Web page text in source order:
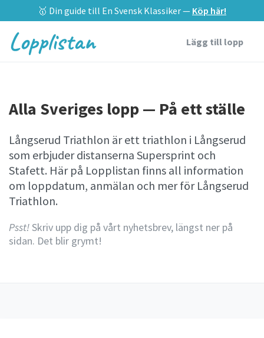
🥇 Din guide till En Svensk Klassiker — Köp här!
Lopplistan Lägg till lopp
Alla Sveriges lopp — På ett ställe
Långserud Triathlon är ett triathlon i Långserud
som erbjuder distanserna Supersprint och
Stafett. Här på Lopplistan finns all information
om loppdatum, anmälan och mer för Långserud
Triathlon.
Psst!Skriv upp dig på vårt nyhetsbrev, längst ner på
sidan. Det blir grymt!